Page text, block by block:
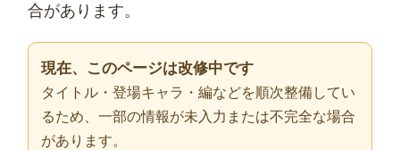
合があります。
現在、このページは改修中です
タイトル・登場キャラ・編などを順次整備してい
るため、一部の情報が未入力または不完全な場合
があります。